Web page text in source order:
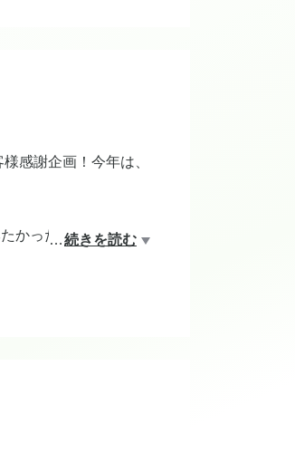
感謝企画！今年は、
かった」という方に
…続きを読む